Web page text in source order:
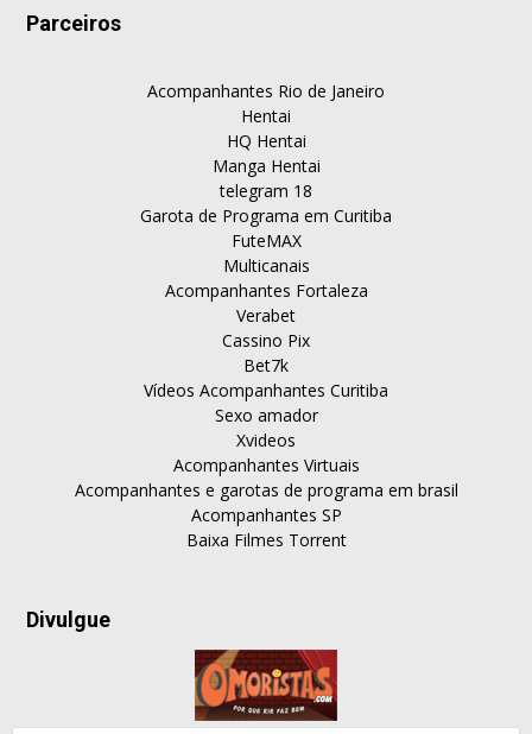
Parceiros
Acompanhantes Rio de Janeiro
Hentai
HQ Hentai
Manga Hentai
telegram 18
Garota de Programa em Curitiba
FuteMAX
Multicanais
Acompanhantes Fortaleza
Verabet
Cassino Pix
Bet7k
Vídeos Acompanhantes Curitiba
Sexo amador
Xvideos
Acompanhantes Virtuais
Acompanhantes e garotas de programa em brasil
Acompanhantes SP
Baixa Filmes Torrent
Divulgue